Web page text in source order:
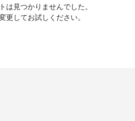
は見つかりませんでした。
更してお試しください。